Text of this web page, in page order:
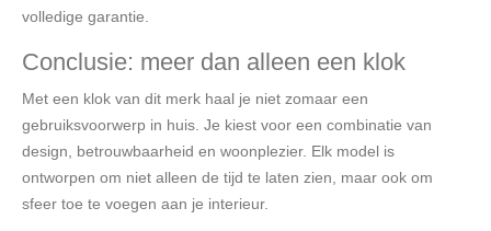
volledige garantie.
Conclusie: meer dan alleen een klok
Met een klok van dit merk haal je niet zomaar een
gebruiksvoorwerp in huis. Je kiest voor een combinatie van
design, betrouwbaarheid en woonplezier. Elk model is
ontworpen om niet alleen de tijd te laten zien, maar ook om
sfeer toe te voegen aan je interieur.